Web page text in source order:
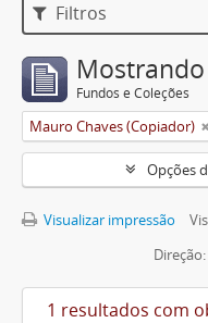
Filtros
Fundos e Coleções
Mauro Chaves (Copiador)
Opções
Visualizar impressão
Direção:
1 resultados com